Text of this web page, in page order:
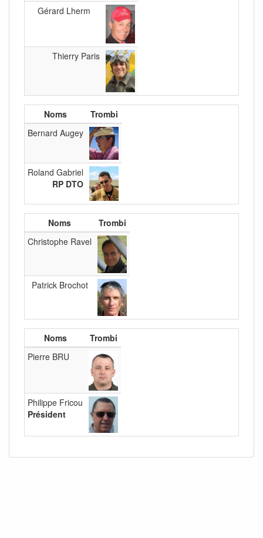
Gérard Lherm
Thierry Paris
Noms
Trombi
Bernard Augey
Roland Gabriel
RP DTO
Noms
Trombi
Christophe Ravel
Patrick Brochot
Noms
Trombi
Pierre BRU
Philippe Fricou
Président